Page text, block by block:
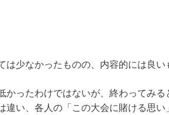
は少なかったものの、内容的には良い
かったわけではないが、終わってみ
違い、各人の「この大会に賭ける思